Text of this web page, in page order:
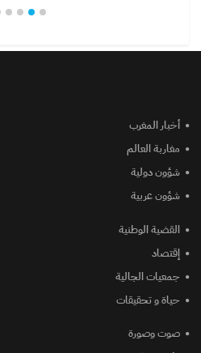
أخبار المغرب
مغاربة العالم
شؤون دولية
شؤون عربية
القضية الوطنية
إقتصاد
جمعيات الجالية
حياة و تحقيقات
صوت وصورة